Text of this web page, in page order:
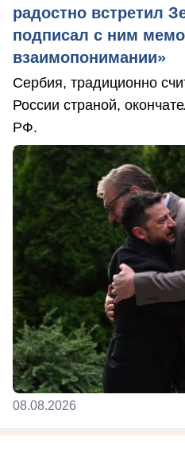
радостно встретил
подписал с ним
взаимопонимании»
Сербия, традиционно
России страной,
РФ.
08.08.2026